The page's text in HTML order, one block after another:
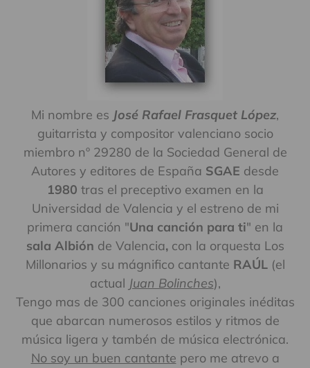
Mi nombre es José Rafael Frasquet López,
guitarrista y compositor valenciano socio
miembro nº 29280 de la Sociedad General de
Autores y editores de España SGAE desde
1980 tras el preceptivo examen en la
Universidad de Valencia y el estreno de mi
primera canción "Una canción para ti" en la
sala Albión de Valencia,con la orquesta Los
Millonarios y su mágnifico cantante RAÚL(el
actual Juan Bolinches),
Tengo mas de 300 canciones originales inéditas
que abarcan numerosos estilos y ritmos de
música ligera y tambén de música electrónica.
No soy un buen cantante pero me atrevo a